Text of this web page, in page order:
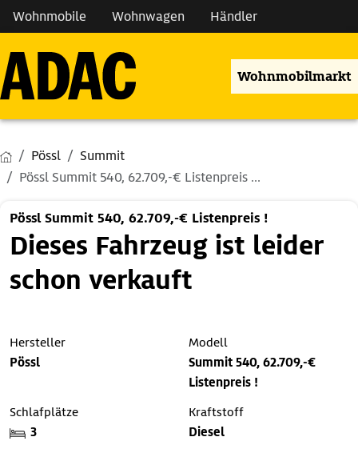
Wohnmobile Wohnwagen Händler
Wohnmobilmarkt
Pössl
Summit
Pössl Summit 540, 62.709,-€ Listenpreis ...
Pössl Summit 540, 62.709,-€ Listenpreis !
Dieses Fahrzeug ist leider
schon verkauft
Hersteller
Pössl
Modell
Summit 540, 62.709,-€
Listenpreis !
Schlafplätze
3
Kraftstoff
Diesel